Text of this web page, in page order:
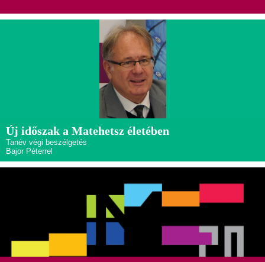
Új időszak a Matehetsz életében
Tanév végi beszélgetés
Bajor Péterrel